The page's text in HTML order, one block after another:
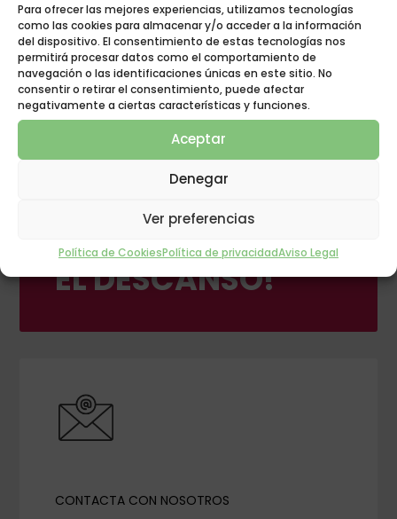
Para ofrecer las mejores experiencias, utilizamos tecnologías
como las cookies para almacenar y/o acceder a la información
del dispositivo. El consentimiento de estas tecnologías nos
permitirá procesar datos como el comportamiento de
navegación o las identificaciones únicas en este sitio. No
consentir o retirar el consentimiento, puede afectar
negativamente a ciertas características y funciones.
Aceptar
Denegar
Ver preferencias
Política de CookiesPolítica de privacidadAviso Legal
¡INNOVACIÓN EN
EL DESCANSO!
CONTACTA CON NOSOTROS